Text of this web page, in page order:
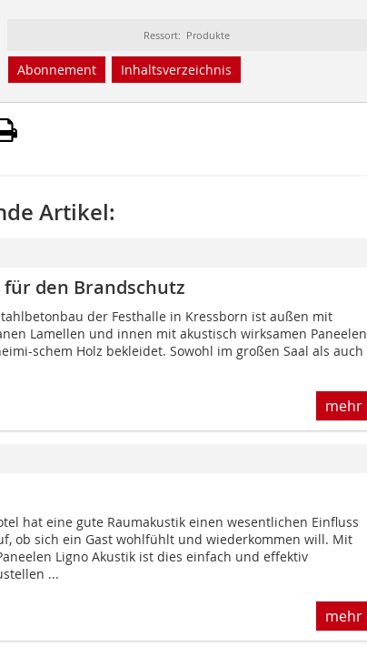
Ressort: Produkte
Abonnement Inhaltsverzeichnis
Artikel:
den Brandschutz
der Festhalle in Kressborn ist außen mit
Lamellen und innen mit akustisch wirksamen Paneelen
schem Holz bekleidet. Sowohl im großen Saal als auch
mehr
hat eine gute Raumakustik einen wesentlichen Einfluss
ob sich ein Gast wohlfühlt und wiederkommen will. Mit
Ligno Akustik ist dies einfach und effektiv
...
mehr